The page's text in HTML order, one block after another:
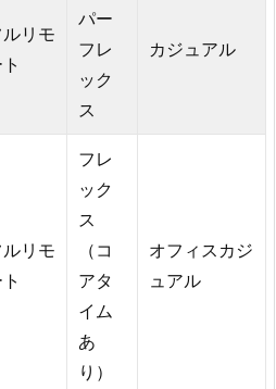
ルリモ
パー
フレ
ック
ス
カジュアル
ルリモ
フレ
ック
ス
（コ
アタ
イム
あ
り）
オフィスカジ
ュアル